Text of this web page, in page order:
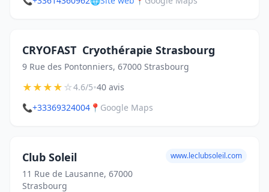
️CRYOFAST ️ Cryothérapie Strasbourg
9 Rue des Pontonniers, 67000 Strasbourg
★★★★☆4.6/5•40 avis
📞+33369324004 📍 Google Maps
Club Soleil
11 Rue de Lausanne, 67000
Strasbourg
www.leclubsoleil.com